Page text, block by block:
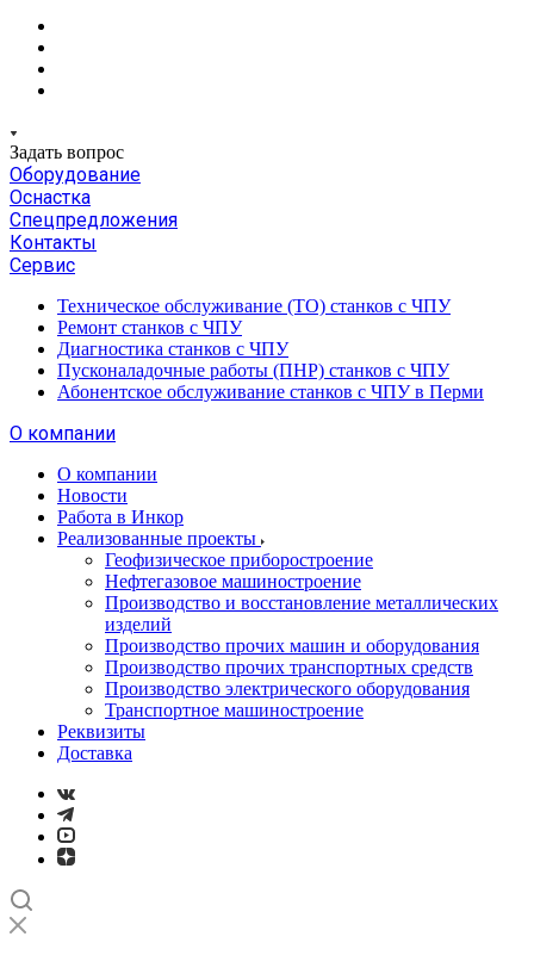
Задать вопрос
Оборудование
Оснастка
Спецпредложения
Контакты
Сервис
Техническое обслуживание (ТО) станков с ЧПУ
Ремонт станков с ЧПУ
Диагностика станков с ЧПУ
Пусконаладочные работы (ПНР) станков с ЧПУ
Абонентское обслуживание станков с ЧПУ в Перми
О компании
О компании
Новости
Работа в Инкор
Реализованные проекты
Геофизическое приборостроение
Нефтегазовое машиностроение
Производство и восстановление металлических
изделий
Производство прочих машин и оборудования
Производство прочих транспортных средств
Производство электрического оборудования
Транспортное машиностроение
Реквизиты
Доставка